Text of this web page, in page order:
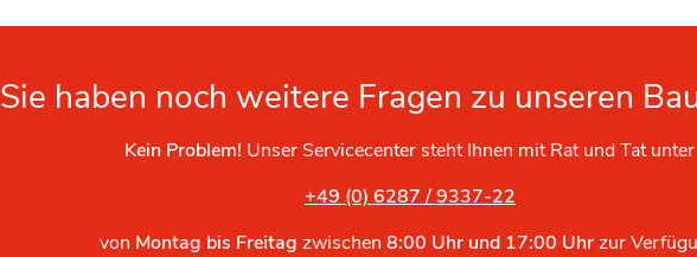
Sie haben noch weitere Fragen zu unseren
Kein Problem! Unser Servicecenter steht Ihnen mit Rat und Tat unter
+49 (0) 6287 / 9337-22
von Montag bis Freitag zwischen8:00 Uhr und 17:00 Uhrzur